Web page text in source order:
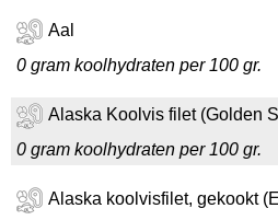
Aal
0 gram koolhydraten per 100 gr.
Alaska Koolvis filet (Golden
0 gram koolhydraten per 100 gr.
Alaska koolvisfilet, gekookt